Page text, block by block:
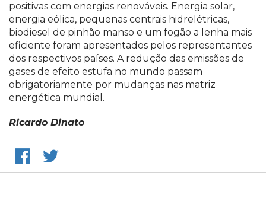
positivas com energias renováveis. Energia solar,
energia eólica, pequenas centrais hidrelétricas,
biodiesel de pinhão manso e um fogão a lenha mais
eficiente foram apresentados pelos representantes
dos respectivos países. A redução das emissões de
gases de efeito estufa no mundo passam
obrigatoriamente por mudanças nas matriz
energética mundial.
Ricardo Dinato